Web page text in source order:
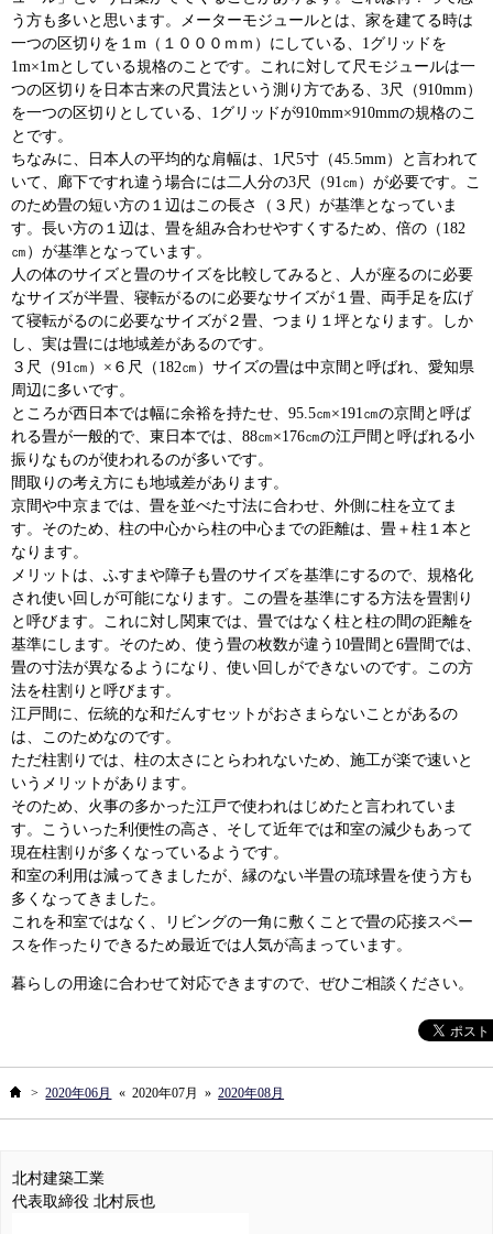
う方も多いと思います。メーターモジュールとは、家を建てる時は
一つの区切りを１m（１０００ｍｍ）にしている、1グリッドを
1m×1mとしている規格のことです。これに対して尺モジュールは一
つの区切りを日本古来の尺貫法という測り方である、3尺（910mm）
を一つの区切りとしている、1グリッドが910mm×910mmの規格のこ
とです。
ちなみに、日本人の平均的な肩幅は、1尺5寸（45.5mm）と言われて
いて、廊下ですれ違う場合には二人分の3尺（91㎝）が必要です。こ
のため畳の短い方の１辺はこの長さ（３尺）が基準となっていま
す。長い方の１辺は、畳を組み合わせやすくするため、倍の（182
㎝）が基準となっています。
人の体のサイズと畳のサイズを比較してみると、人が座るのに必要
なサイズが半畳、寝転がるのに必要なサイズが１畳、両手足を広げ
て寝転がるのに必要なサイズが２畳、つまり１坪となります。しか
し、実は畳には地域差があるのです。
３尺（91㎝）×６尺（182㎝）サイズの畳は中京間と呼ばれ、愛知県
周辺に多いです。
ところが西日本では幅に余裕を持たせ、95.5㎝×191㎝の京間と呼ば
れる畳が一般的で、東日本では、88㎝×176㎝の江戸間と呼ばれる小
振りなものが使われるのが多いです。
間取りの考え方にも地域差があります。
京間や中京までは、畳を並べた寸法に合わせ、外側に柱を立てま
す。そのため、柱の中心から柱の中心までの距離は、畳＋柱１本と
なります。
メリットは、ふすまや障子も畳のサイズを基準にするので、規格化
され使い回しが可能になります。この畳を基準にする方法を畳割り
と呼びます。これに対し関東では、畳ではなく柱と柱の間の距離を
基準にします。そのため、使う畳の枚数が違う10畳間と6畳間では、
畳の寸法が異なるようになり、使い回しができないのです。この方
法を柱割りと呼びます。
江戸間に、伝統的な和だんすセットがおさまらないことがあるの
は、このためなのです。
ただ柱割りでは、柱の太さにとらわれないため、施工が楽で速いと
いうメリットがあります。
そのため、火事の多かった江戸で使われはじめたと言われていま
す。こういった利便性の高さ、そして近年では和室の減少もあって
現在柱割りが多くなっているようです。
和室の利用は減ってきましたが、縁のない半畳の琉球畳を使う方も
多くなってきました。
これを和室ではなく、リビングの一角に敷くことで畳の応接スペー
スを作ったりできるため最近では人気が高まっています。
暮らしの用途に合わせて対応できますので、ぜひご相談ください。
ホーム
> 2020年06月 « 2020年07月 » 2020年08月
北村建築工業
代表取締役 北村辰也